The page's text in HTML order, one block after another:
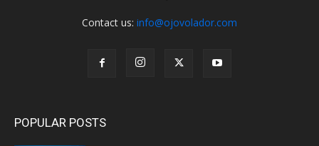
Contact us: info@ojovolador.com
POPULAR POSTS